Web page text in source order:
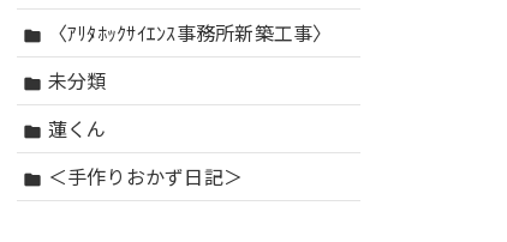
folder 〈ｱﾘﾀﾎｯｸｻｲｴﾝｽ事務所新築工事〉
folder 未分類
folder 蓮くん
folder ＜手作りおかず日記＞